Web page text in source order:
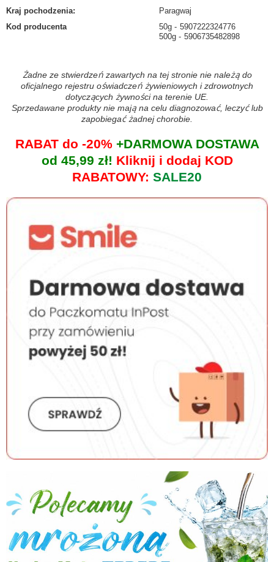
Kraj pochodzenia:
Paragwaj
Kod producenta
50g
5907222324776
500g
5906735482898
Żadne ze stwierdzeń zawartych na tej stronie nie należą do
oficjalnego rejestru oświadczeń żywieniowych i zdrowotnych
dotyczących żywności na terenie UE.
Sprzedawane produkty nie mają na celu diagnozować, leczyć lub
zapobiegać żadnej chorobie.
RABAT do -20%+DARMOWA DOSTAWA
od 45,99 zł! Kliknij i dodaj KOD
RABATOWY: SALE20